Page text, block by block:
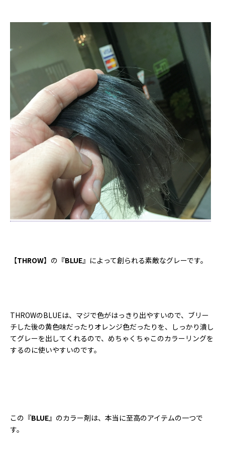
【THROW】の『BLUE』によって創られる素敵なグレーです。
THROWのBLUEは、マジで色がはっきり出やすいので、ブリー
チした後の黄色味だったりオレンジ色だったりを、しっかり潰し
てグレーを出してくれるので、めちゃくちゃこのカラーリングを
するのに使いやすいのです。
この『BLUE』のカラー剤は、本当に至高のアイテムの一つで
す。